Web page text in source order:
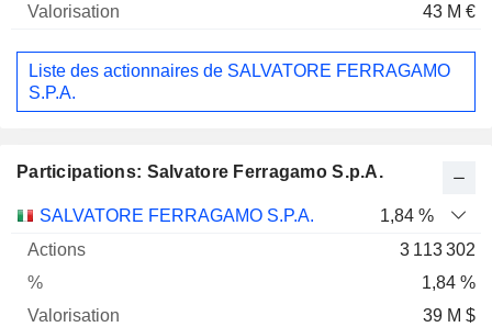
43 M €
Liste des actionnaires de SALVATORE FERRAGAMO
S.P.A.
Participations: Salvatore Ferragamo S.p.A.
Nom Actions % Valorisation
SALVATORE FERRAGAMO S.P.A.
1,84 %
3 113 302
1,84 %
39 M $